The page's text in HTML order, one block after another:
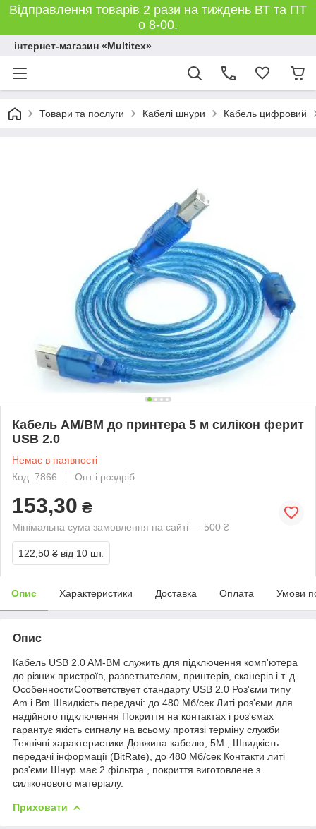
Відправлення товарів 2 рази на тиждень ВТ та ПТ
о 8-00.
інтернет-магазин «Multitex»
Товари та послуги Кабелі шнури Кабель цифровий
Кабель AM/BM до принтера 5 м силікон ферит
USB 2.0
Немає в наявності
Код: 7866
Опт і роздріб
153,30 ₴
Мінімальна сума замовлення на сайті — 500 ₴
122,50 ₴ від 10 шт.
Опис Характеристики Доставка Оплата Умови
Опис
Кабель USB 2.0 AM-BM служить для підключення комп'ютера
до різних пристроїв, разветвителям, принтерів, сканерів і т. д.
ОсобенностиСоответствует стандарту USB 2.0 Роз'єми типу
Am і Bm Швидкість передачі: до 480 Мб/сек Литі роз'єми для
надійного підключення Покриття на контактах і роз'ємах
гарантує якість сигналу на всьому протязі терміну служби
Технічні характеристики Довжина кабелю, 5M ; Швидкість
передачі інформації (BitRate), до 480 Мб/сек Контакти литі
роз'єми Шнур має 2 фільтра , покриття виготовлене з
силіконового матеріалу.
Приховати